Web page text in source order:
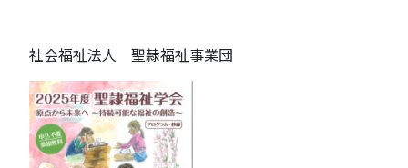
社会福祉法人 聖隷福祉事業団